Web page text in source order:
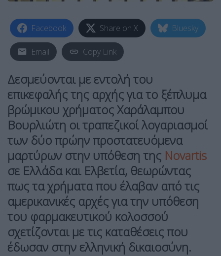
Facebook Share on X Bluesky
Email Copy Link
Δεσμεύονται με εντολή του
επικεφαλής της αρχής για το ξέπλυμα
βρώμικου χρήματος Χαράλαμπου
Βουρλιώτη οι τραπεζικοί λογαριασμοί
των δύο πρώην προστατευόμενα
μαρτύρων στην υπόθεση της Novartis
σε Ελλάδα και Ελβετία, θεωρώντας
πως τα χρήματα που έλαβαν από τις
αμερικανικές αρχές για την υπόθεση
του φαρμακευτικού κολοσσού
σχετίζονται με τις καταθέσεις που
έδωσαν στην ελληνική δικαιοσύνη.